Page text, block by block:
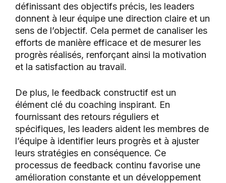
définissant des objectifs précis, les leaders
donnent à leur équipe une direction claire et un
sens de l’objectif. Cela permet de canaliser les
efforts de manière efficace et de mesurer les
progrès réalisés, renforçant ainsi la motivation
et la satisfaction au travail.
De plus, le feedback constructif est un
élément clé du coaching inspirant. En
fournissant des retours réguliers et
spécifiques, les leaders aident les membres de
l’équipe à identifier leurs progrès et à ajuster
leurs stratégies en conséquence. Ce
processus de feedback continu favorise une
amélioration constante et un développement